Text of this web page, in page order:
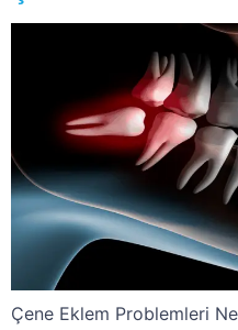
Çene Eklem Problemleri